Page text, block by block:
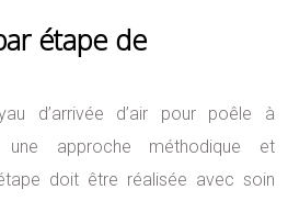
étape de
d’arrivée d’air pour poêle à
une approche méthodique et
doit être réalisée avec soin